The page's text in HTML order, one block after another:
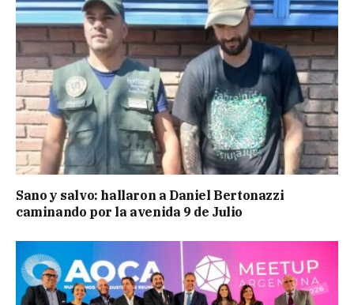
Sano y salvo: hallaron a Daniel Bertonazzi
caminando por la avenida 9 de Julio